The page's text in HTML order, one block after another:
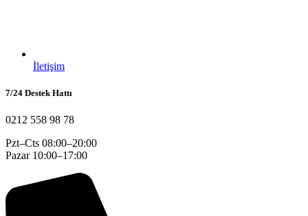
İletişim
7/24 Destek Hattı
0212 558 98 78
Pzt–Cts 08:00–20:00
Pazar 10:00–17:00